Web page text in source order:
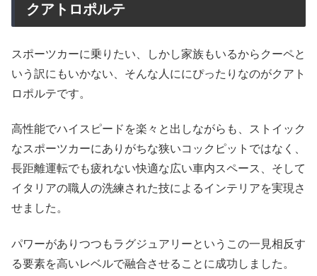
クアトロポルテ
スポーツカーに乗りたい、しかし家族もいるからクーペと
いう訳にもいかない、そんな人ににぴったりなのがクアト
ロポルテです。
高性能でハイスピードを楽々と出しながらも、ストイック
なスポーツカーにありがちな狭いコックピットではなく、
長距離運転でも疲れない快適な広い車内スペース、そして
イタリアの職人の洗練された技によるインテリアを実現さ
せました。
パワーがありつつもラグジュアリーというこの一見相反す
る要素を高いレベルで融合させることに成功しました。